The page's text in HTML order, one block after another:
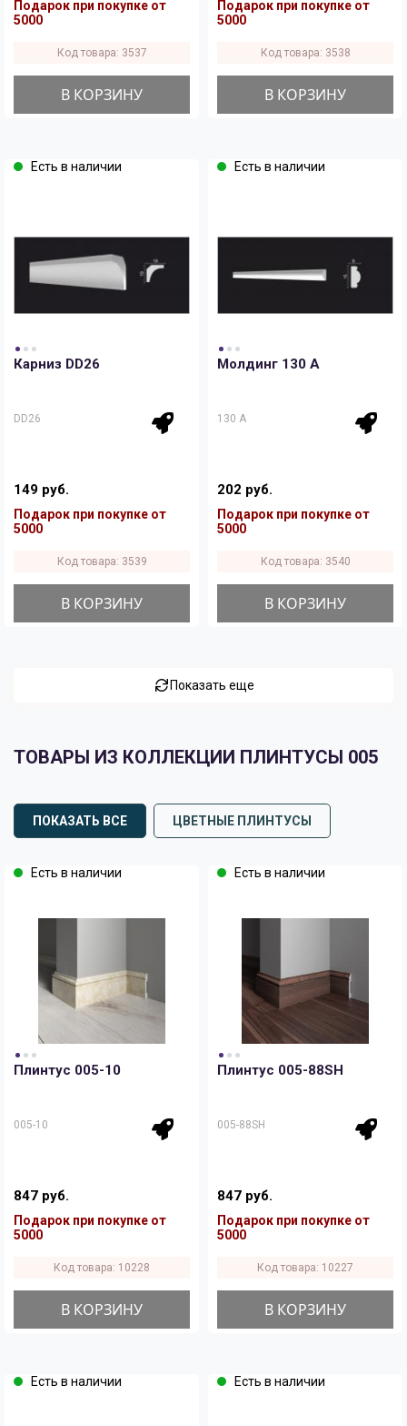
Подарок при покупке от
5000
Код товара: 3537
В КОРЗИНУ
Подарок при покупке от
5000
Код товара: 3538
В КОРЗИНУ
Есть в наличии
Карниз DD26
DD26
149 руб.
Подарок при покупке от
5000
Код товара: 3539
В КОРЗИНУ
Есть в наличии
Молдинг 130 A
130 A
202 руб.
Подарок при покупке от
5000
Код товара: 3540
В КОРЗИНУ
Показать еще
ТОВАРЫ ИЗ КОЛЛЕКЦИИ ПЛИНТУСЫ 005
ПОКАЗАТЬ ВСЕ ЦВЕТНЫЕ ПЛИНТУСЫ
Есть в наличии
Плинтус 005-10
005-10
847 руб.
Подарок при покупке от
5000
Код товара: 10228
В КОРЗИНУ
Есть в наличии
Плинтус 005-88SH
005-88SH
847 руб.
Подарок при покупке от
5000
Код товара: 10227
В КОРЗИНУ
Есть в наличии Есть в наличии